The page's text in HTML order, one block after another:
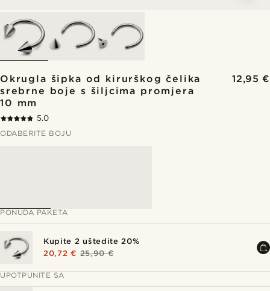
Okrugla šipka od kirurškog čelika
srebrne boje s šiljcima promjera
10 mm
12,95 €
5.0
ODABERITE BOJU
PONUDA PAKETA
Kupite 2 uštedite 20%
20,72 € 25,90 €
UPOTPUNITE SA